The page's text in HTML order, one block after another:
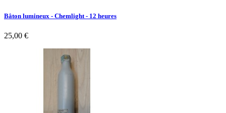
Bâton lumineux - Chemlight - 12 heures
25,00 €